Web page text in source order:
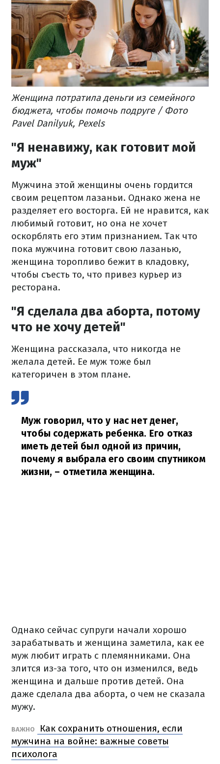
Женщина потратила деньги из семейного
бюджета, чтобы помочь подруге / Фото
Pavel Danilyuk, Pexels
"Я ненавижу, как готовит мой
муж"
Мужчина этой женщины очень гордится
своим рецептом лазаньи. Однако жена не
разделяет его восторга. Ей не нравится, как
любимый готовит, но она не хочет
оскорблять его этим признанием. Так что
пока мужчина готовит свою лазанью,
женщина торопливо бежит в кладовку,
чтобы съесть то, что привез курьер из
ресторана.
"Я сделала два аборта, потому
что не хочу детей"
Женщина рассказала, что никогда не
желала детей. Ее муж тоже был
категоричен в этом плане.
Муж говорил, что у нас нет денег,
чтобы содержать ребенка. Его отказ
иметь детей был одной из причин,
почему я выбрала его своим спутником
жизни, – отметила женщина.
Однако сейчас супруги начали хорошо
зарабатывать и женщина заметила, как ее
муж любит играть с племянниками. Она
злится из-за того, что он изменился, ведь
женщина и дальше против детей. Она
даже сделала два аборта, о чем не сказала
мужу.
ВАЖНО
Как сохранить отношения, если
мужчина на войне: важные советы
психолога